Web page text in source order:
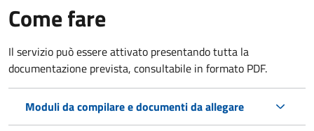
Come fare
Il servizio può essere attivato presentando tutta la
documentazione prevista, consultabile in formato PDF.
Moduli da compilare e documenti da allegare